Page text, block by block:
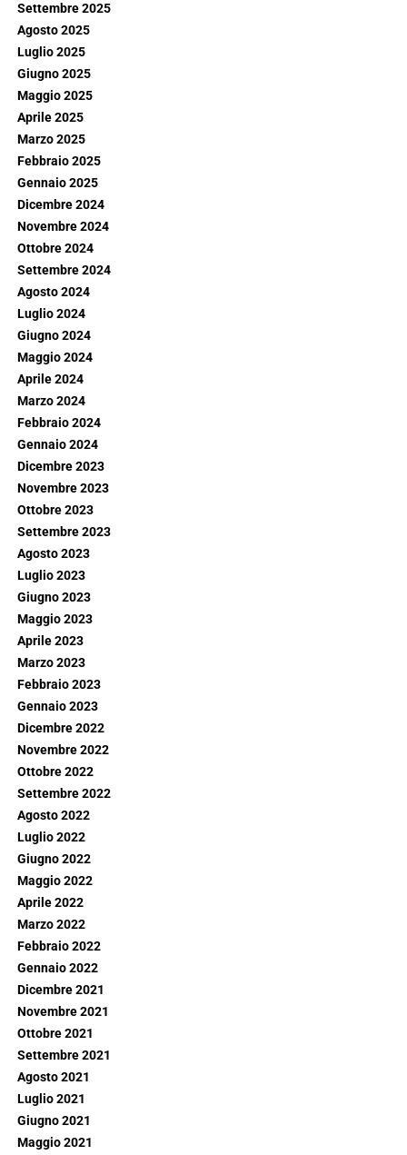
Settembre 2025
Agosto 2025
Luglio 2025
Giugno 2025
Maggio 2025
Aprile 2025
Marzo 2025
Febbraio 2025
Gennaio 2025
Dicembre 2024
Novembre 2024
Ottobre 2024
Settembre 2024
Agosto 2024
Luglio 2024
Giugno 2024
Maggio 2024
Aprile 2024
Marzo 2024
Febbraio 2024
Gennaio 2024
Dicembre 2023
Novembre 2023
Ottobre 2023
Settembre 2023
Agosto 2023
Luglio 2023
Giugno 2023
Maggio 2023
Aprile 2023
Marzo 2023
Febbraio 2023
Gennaio 2023
Dicembre 2022
Novembre 2022
Ottobre 2022
Settembre 2022
Agosto 2022
Luglio 2022
Giugno 2022
Maggio 2022
Aprile 2022
Marzo 2022
Febbraio 2022
Gennaio 2022
Dicembre 2021
Novembre 2021
Ottobre 2021
Settembre 2021
Agosto 2021
Luglio 2021
Giugno 2021
Maggio 2021